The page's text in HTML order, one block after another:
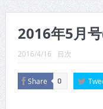
CINEMA×STYLE
CINEMA×STYLE
CINEMA×STYLE
CINEMA×STYLE
2016年5月
2016/4/16 目次
Share 0